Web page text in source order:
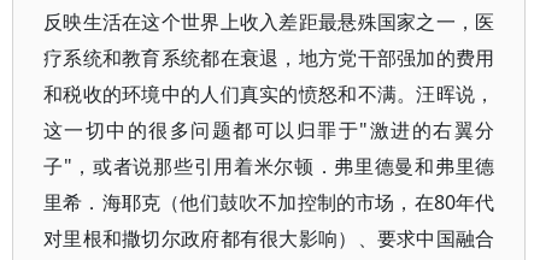
反映生活在这个世界上收入差距最悬殊国家之一，医
疗系统和教育系统都在衰退，地方党干部强加的费用
和税收的环境中的人们真实的愤怒和不满。汪晖说，
这一切中的很多问题都可以归罪于"激进的右翼分
子"，或者说那些引用着米尔顿．弗里德曼和弗里德
里希．海耶克（他们鼓吹不加控制的市场，在80年代
对里根和撒切尔政府都有很大影响）、要求中国融合